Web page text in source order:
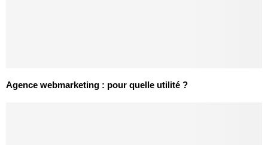
Agence webmarketing : pour quelle utilité ?